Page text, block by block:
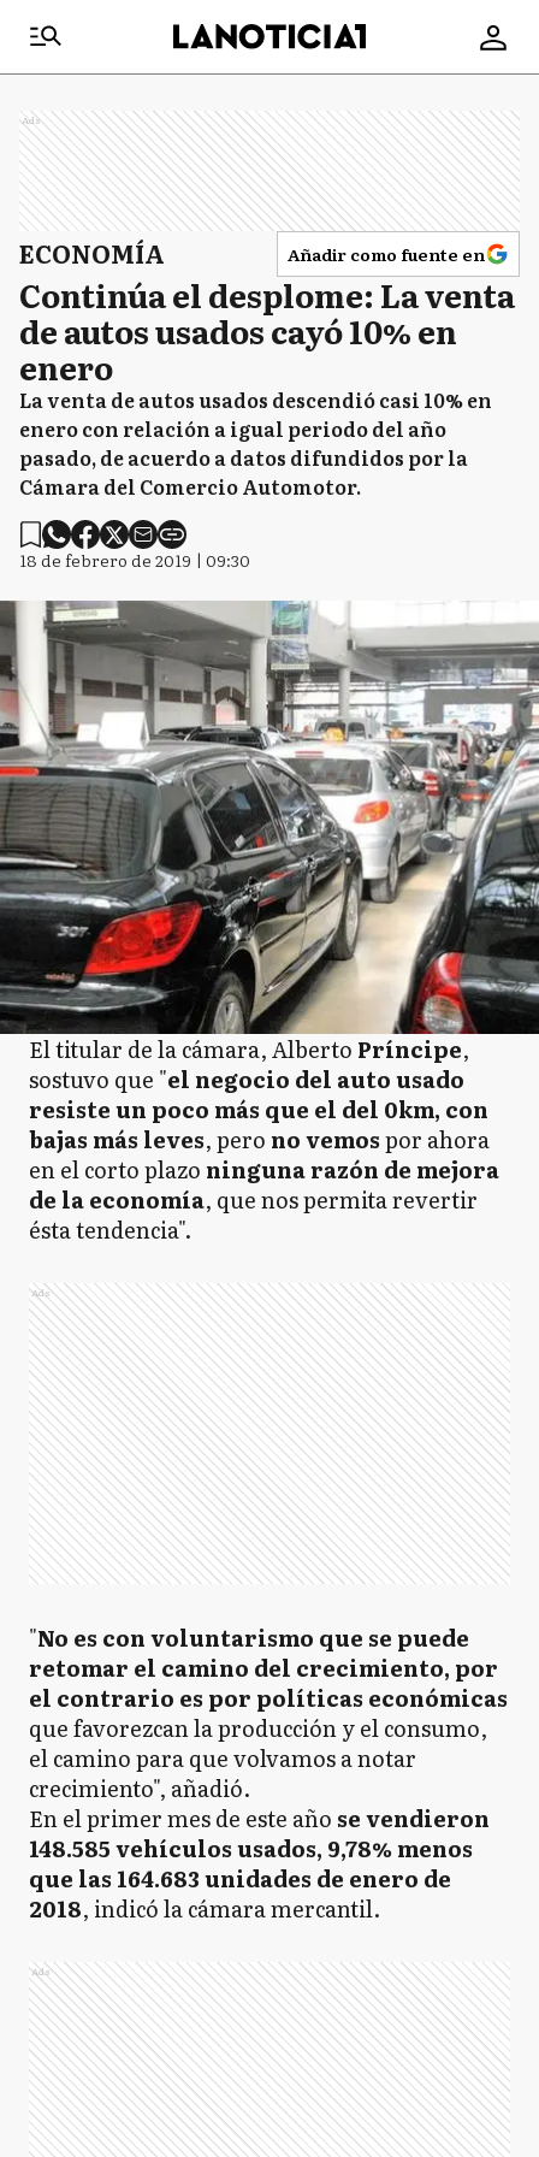
Ads
ECONOMÍA Añadir como fuente en
Continúa el desplome: La venta
de autos usados cayó 10% en
enero
La venta de autos usados descendió casi 10% en
enero con relación a igual periodo del año
pasado, de acuerdo a datos difundidos por la
Cámara del Comercio Automotor.
18 de febrero de 2019 | 09:30
El titular de la cámara, Alberto Príncipe,
sostuvo que "el negocio del auto usado
resiste un poco más que el del 0km, con
bajas más leves, pero no vemospor ahora
en el corto plazo ninguna razón de mejora
de la economía, que nos permita revertir
ésta tendencia".
Ads
"No es con voluntarismo que se puede
retomar el camino del crecimiento, por
el contrario es por políticas económicas
que favorezcan la producción y el consumo,
el camino para que volvamos a notar
crecimiento", añadió.
En el primer mes de este año se vendieron
148.585 vehículos usados, 9,78% menos
que las 164.683 unidades de enero de
2018, indicó la cámara mercantil.
Ads